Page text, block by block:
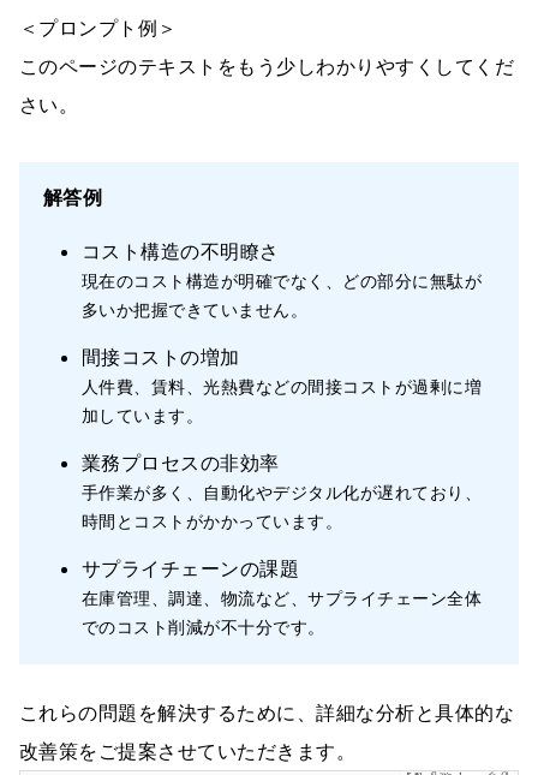
＜プロンプト例＞
このページのテキストをもう少しわかりやすくしてくだ
さい。
解答例
コスト構造の不明瞭さ
現在のコスト構造が明確でなく、どの部分に無駄が
多いか把握できていません。
間接コストの増加
人件費、賃料、光熱費などの間接コストが過剰に増
加しています。
業務プロセスの非効率
手作業が多く、自動化やデジタル化が遅れており、
時間とコストがかかっています。
サプライチェーンの課題
在庫管理、調達、物流など、サプライチェーン全体
でのコスト削減が不十分です。
これらの問題を解決するために、詳細な分析と具体的な
改善策をご提案させていただきます。